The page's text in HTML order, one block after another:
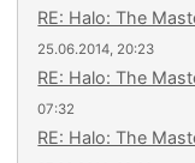
RE: Halo: The
25.06.2014, 20:23
RE: Halo: The
07:32
RE: Halo: The